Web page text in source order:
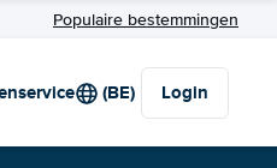
Populaire bestemmingen
(BE) Login